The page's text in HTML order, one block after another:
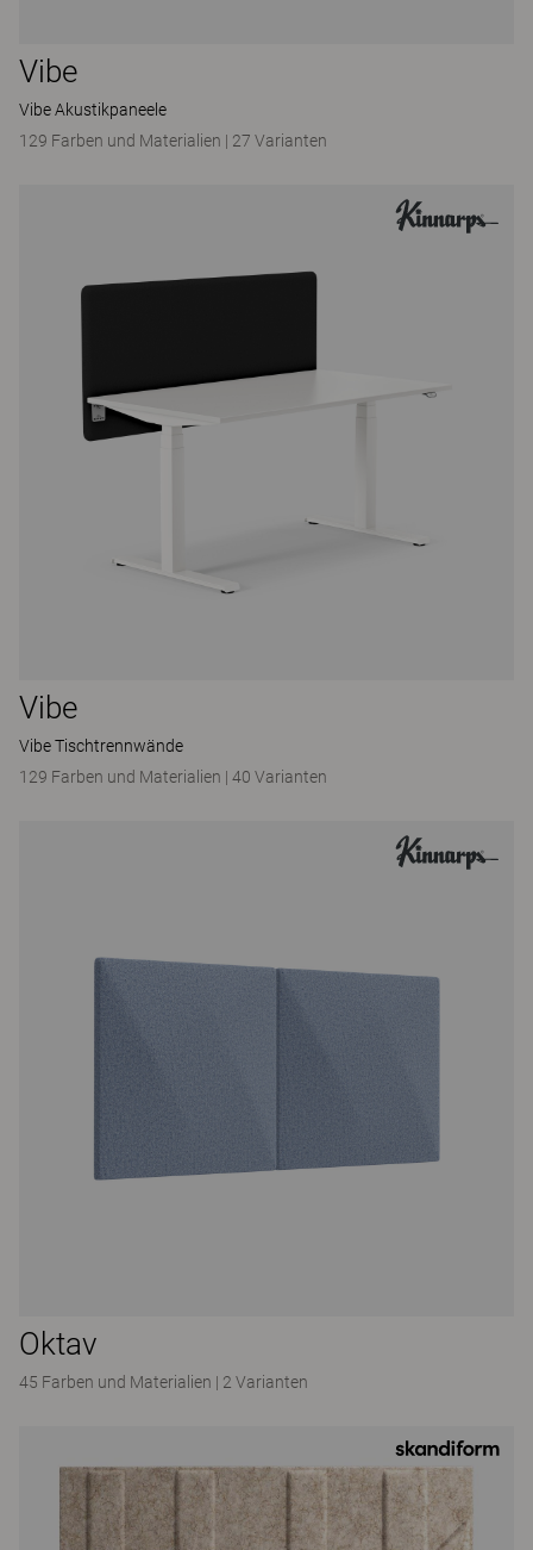
Vibe
Vibe Akustikpaneele
129 Farben und Materialien | 27 Varianten
Vibe
Vibe Tischtrennwände
129 Farben und Materialien | 40 Varianten
Oktav
45 Farben und Materialien | 2 Varianten